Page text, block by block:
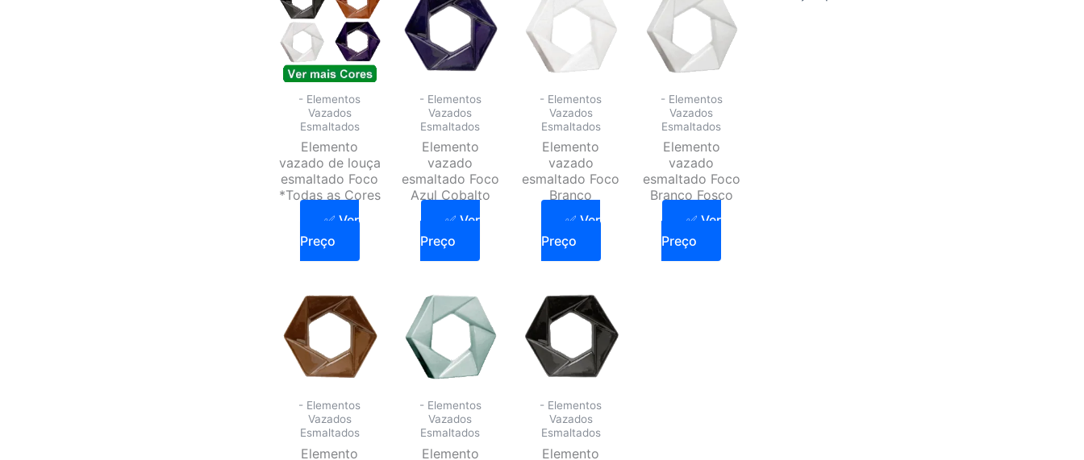
- Elementos
Vazados
Esmaltados
Elemento
vazado de louça
esmaltado Foco
*Todas as Cores
✅ Ver
Preço
- Elementos
Vazados
Esmaltados
Elemento
vazado
esmaltado Foco
Azul Cobalto
✅ Ver
Preço
- Elementos
Vazados
Esmaltados
Elemento
vazado
esmaltado Foco
Branco
✅ Ver
Preço
- Elementos
Vazados
Esmaltados
Elemento
vazado
esmaltado Foco
Branco Fosco
✅ Ver
Preço
- Elementos
Vazados
Esmaltados
Elemento
- Elementos
Vazados
Esmaltados
Elemento
- Elementos
Vazados
Esmaltados
Elemento